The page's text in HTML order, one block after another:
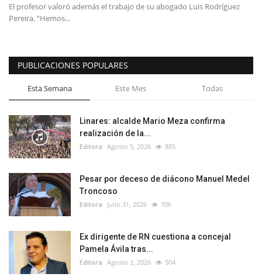
El profesor valoró además el trabajo de su abogado Luis Rodríguez
Pereira. “Hemos...
PUBLICACIONES POPULARES
Esta Semana Este Mes Todas
Linares: alcalde Mario Meza confirma
realización de la...
Editora Agosto 5, 2026 885
Pesar por deceso de diácono Manuel Medel
Troncoso
Editora Julio 31, 2026 706
Ex dirigente de RN cuestiona a concejal
Pamela Ávila tras...
Editora Agosto 2, 2026 504